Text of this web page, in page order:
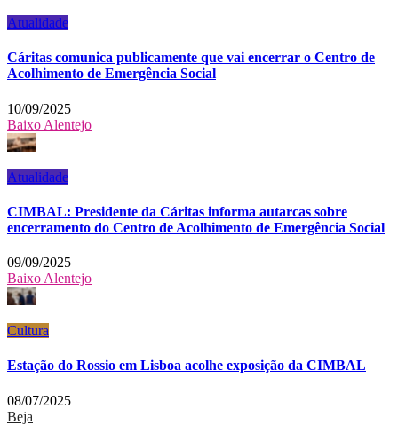
Atualidade
Cáritas comunica publicamente que vai encerrar o Centro de
Acolhimento de Emergência Social
10/09/2025
Baixo Alentejo
Atualidade
CIMBAL: Presidente da Cáritas informa autarcas sobre
encerramento do Centro de Acolhimento de Emergência Social
09/09/2025
Baixo Alentejo
Cultura
Estação do Rossio em Lisboa acolhe exposição da CIMBAL
08/07/2025
Beja